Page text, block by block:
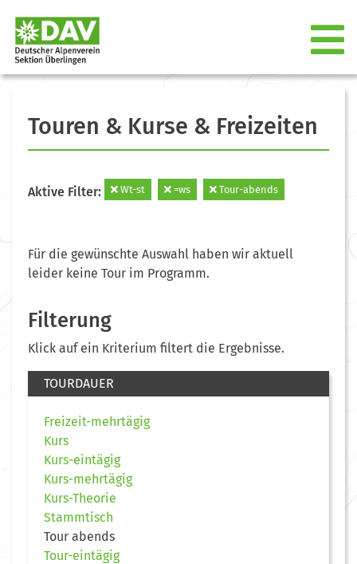
Touren & Kurse & Freizeiten
Aktive Filter: Wt-st =ws Tour-abends
Für die gewünschte Auswahl haben wir aktuell
leider keine Tour im Programm.
Filterung
Klick auf ein Kriterium filtert die Ergebnisse.
TOURDAUER
Freizeit-mehrtägig
Kurs
Kurs-eintägig
Kurs-mehrtägig
Kurs-Theorie
Stammtisch
Tour abends
Tour-eintägig